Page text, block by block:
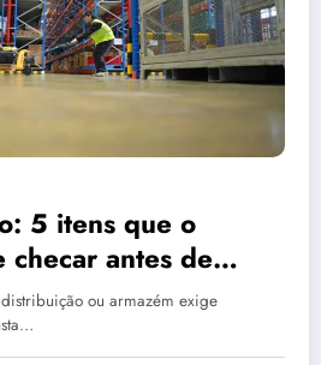
5 itens que o
antes de
ou armazém exige